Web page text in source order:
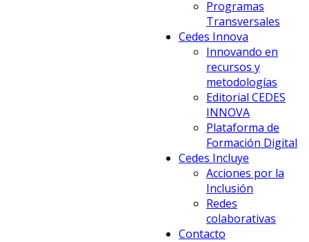
Programas
Transversales
Cedes Innova
Innovando en
recursos y
metodologías
Editorial CEDES
INNOVA
Plataforma de
Formación Digital
Cedes Incluye
Acciones por la
Inclusión
Redes
colaborativas
Contacto